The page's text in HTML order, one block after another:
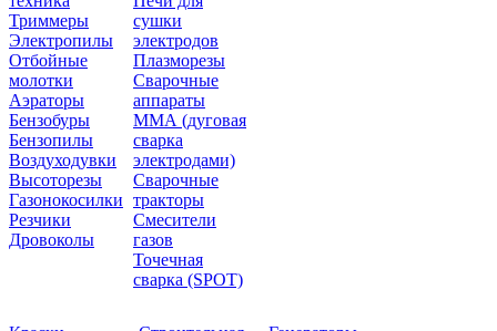
Триммеры
Электропилы
Отбойные
молотки
Аэраторы
Бензобуры
Бензопилы
Воздуходувки
Высоторезы
Газонокосилки
Резчики
Дровоколы
сушки
электродов
Плазморезы
Сварочные
аппараты
ММА (дуговая
сварка
электродами)
Сварочные
тракторы
Смесители
газов
Точечная
сварка (SPOT)